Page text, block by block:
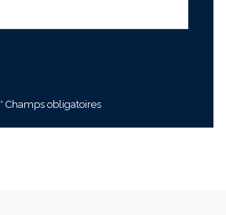
* Champs obligatoires